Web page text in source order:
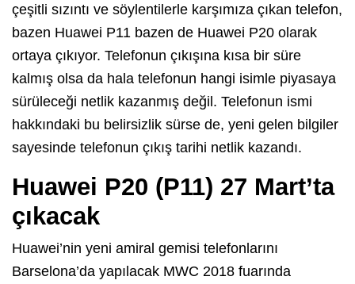
çeşitli sızıntı ve söylentilerle karşımıza çıkan telefon,
bazen Huawei P11 bazen de Huawei P20 olarak
ortaya çıkıyor. Telefonun çıkışına kısa bir süre
kalmış olsa da hala telefonun hangi isimle piyasaya
sürüleceği netlik kazanmış değil. Telefonun ismi
hakkındaki bu belirsizlik sürse de, yeni gelen bilgiler
sayesinde telefonun çıkış tarihi netlik kazandı.
Huawei P20 (P11) 27 Mart’ta
çıkacak
Huawei’nin yeni amiral gemisi telefonlarını
Barselona’da yapılacak MWC 2018 fuarında